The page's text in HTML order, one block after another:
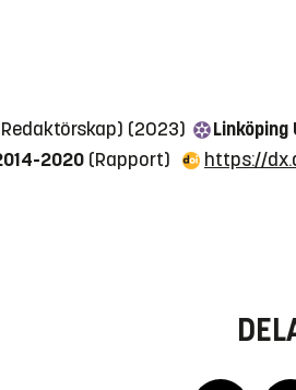
(2023)
2020 (Rapport)
https://